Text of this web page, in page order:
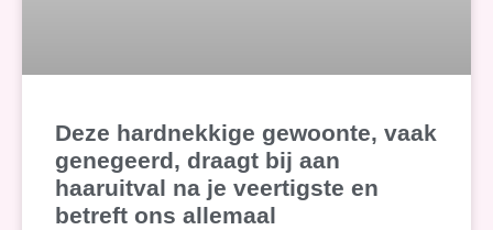
Deze hardnekkige gewoonte, vaak
genegeerd, draagt bij aan
haaruitval na je veertigste en
betreft ons allemaal